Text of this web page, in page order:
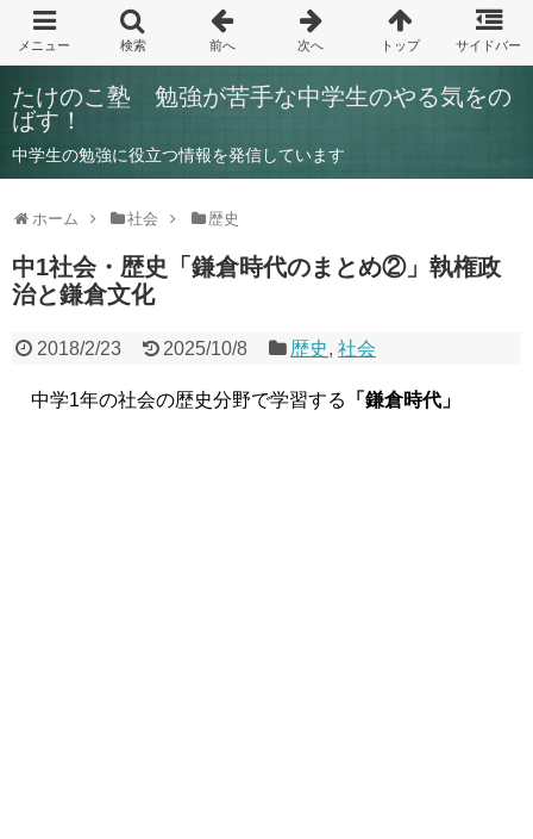
たけのこ塾 勉強が苦手な中学生のやる気をの
ばす！
中学生の勉強に役立つ情報を発信しています
ホーム 社会 歴史
中1社会・歴史「鎌倉時代のまとめ②」執権政
治と鎌倉文化
2018/2/23 2025/10/8 歴史,社会
中学1年の社会の歴史分野で学習する 「鎌倉時代 」